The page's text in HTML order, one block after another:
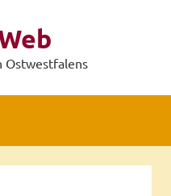
Ostwestfalens